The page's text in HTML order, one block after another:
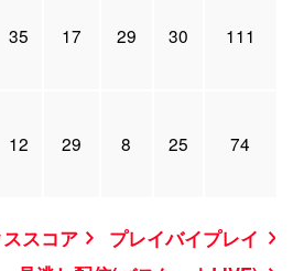
35 17 29 30 111
12 29 8 25 74
スコア
プレイバイプレイ